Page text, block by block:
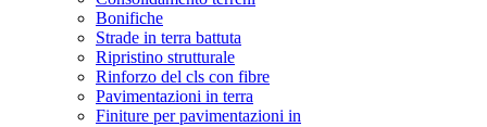
Bonifiche
Strade in terra battuta
Ripristino strutturale
Rinforzo del cls con fibre
Pavimentazioni in terra
Finiture per pavimentazioni in